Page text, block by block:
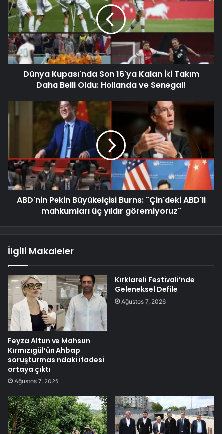
Dünya Kupası'nda Son 16'ya Kalan İki Takım
Daha Belli Oldu: Hollanda ve Senegal!
ABD'nin Pekin Büyükelçisi Burns: "Çin'deki ABD'li
mahkumları üç yıldır göremiyoruz"
İlgili Makaleler
Feyza Altun ve Mahsun
Kırmızıgül’ün Ahbap
soruşturmasındaki ifadesi
ortaya çıktı
Ağustos 7, 2026
Kırklareli Festivali’nde
Geleneksel Defile
Ağustos 7, 2026